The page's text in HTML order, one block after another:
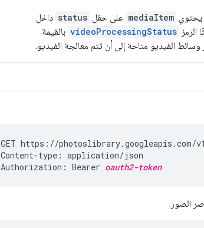
يحتوي mediaItem على حقل status داخل
videoProcessingStatus بالقيمة
الفيديو متاحة إلى أن تتم معالجة الفيديو.
GET https://photoslibrary.googleapis.com/
Content-type: application/json
Authorization: Bearer oauth2-token
الصور.